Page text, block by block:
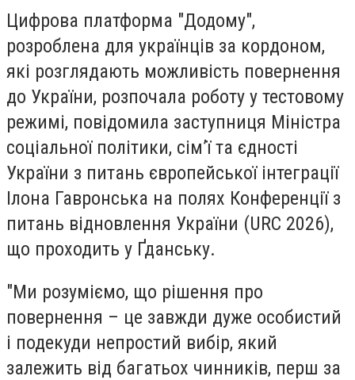
Цифрова платформа "Додому",
розроблена для українців за кордоном,
які розглядають можливість повернення
до України, розпочала роботу у тестовому
режимі, повідомила заступниця Міністра
соціальної політики, сім’ї та єдності
України з питань європейської інтеграції
Ілона Гавронська на полях Конференції з
питань відновлення України (URC 2026),
що проходить у Ґданську.
"Ми розуміємо, що рішення про
повернення – це завжди дуже особистий
і подекуди непростий вибір, який
залежить від багатьох чинників, перш за